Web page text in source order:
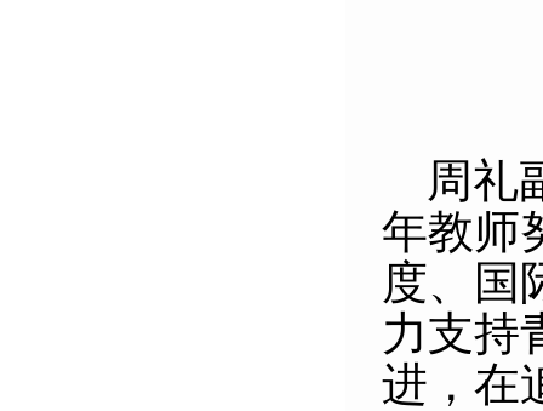
周礼
年教师
度、国
力支持
进，在